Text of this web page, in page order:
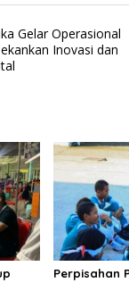
Gelar Operasional
Inovasi dan
Perpisahan